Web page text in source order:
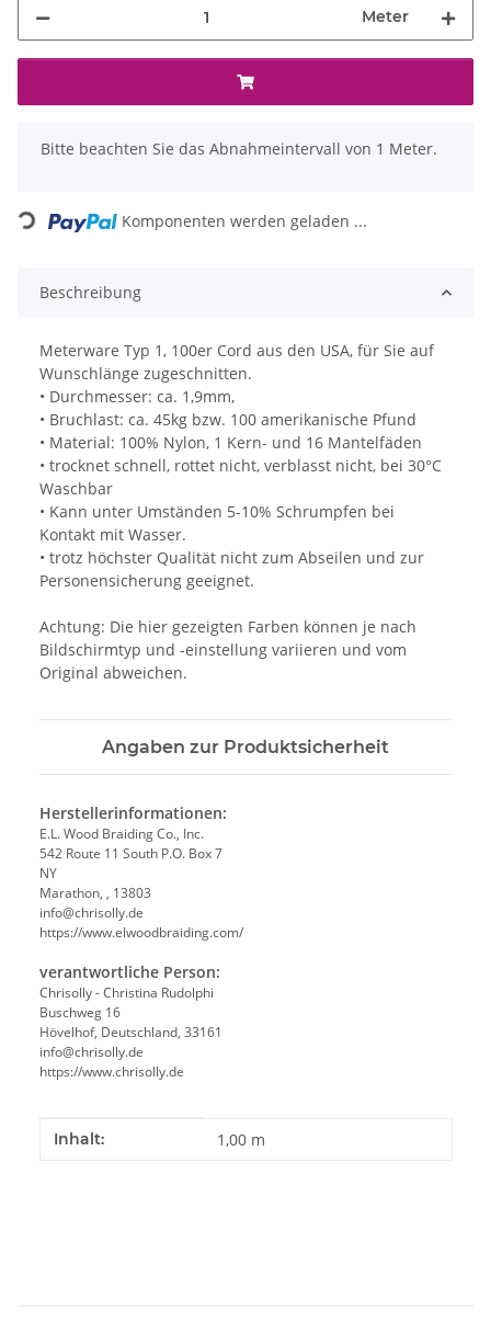
Meter
x
Bitte beachten Sie das Abnahmeintervall von 1 Meter.
Loading... Komponenten werden geladen ...
Beschreibung
Meterware Typ 1, 100er Cord aus den USA, für Sie auf
Wunschlänge zugeschnitten.
• Durchmesser: ca. 1,9mm,
• Bruchlast: ca. 45kg bzw. 100 amerikanische Pfund
• Material: 100% Nylon, 1 Kern- und 16 Mantelfäden
• trocknet schnell, rottet nicht, verblasst nicht, bei 30°C
Waschbar
• Kann unter Umständen 5-10% Schrumpfen bei
Kontakt mit Wasser.
• trotz höchster Qualität nicht zum Abseilen und zur
Personensicherung geeignet.
Achtung: Die hier gezeigten Farben können je nach
Bildschirmtyp und -einstellung variieren und vom
Original abweichen.
Angaben zur Produktsicherheit
Herstellerinformationen:
E.L. Wood Braiding Co., Inc.
542 Route 11 South P.O. Box 7
NY
Marathon, , 13803
info@chrisolly.de
https://www.elwoodbraiding.com/
verantwortliche Person:
Chrisolly - Christina Rudolphi
Buschweg 16
Hövelhof, Deutschland, 33161
info@chrisolly.de
https://www.chrisolly.de
Produkteigenschaft
Wert
Inhalt: 1,00 m